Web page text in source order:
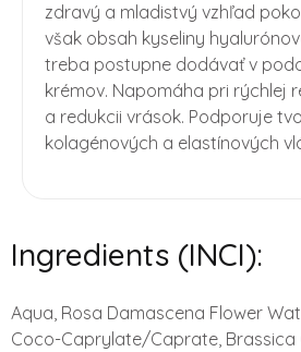
zdravý a mladistvý vzhľad
však obsah kyseliny
treba postupne dodávať v
krémov. Napomáha pri rýchlej
a redukcii vrások. Podporuje
kolagénových a elastínových
Ingredients (INCI):
Aqua, Rosa Damascena Flower
Coco-Caprylate/Caprate, Brassica